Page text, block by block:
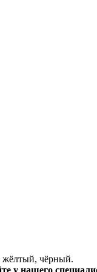
жёлтый, чёрный.